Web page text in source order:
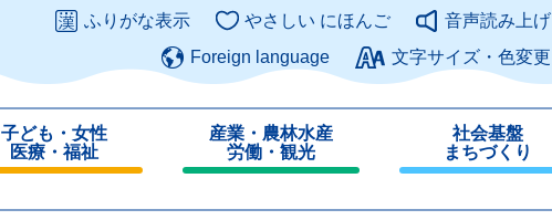
このページの本文へ
ふりがな表示 やさしい にほんご
音声読み上げ
Foreign language
文字サイズ・色変更
子ども・女性
医療・福祉
産業・農林水産
労働・観光
じ
社会基盤
まちづくり
じ